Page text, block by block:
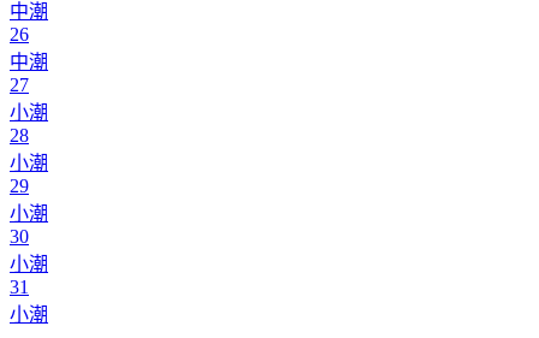
中潮
26
中潮
27
小潮
28
小潮
29
小潮
30
小潮
31
小潮